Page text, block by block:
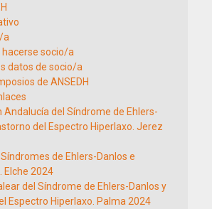
a
socio/a
datos de socio/a
de ANSEDH
Andalucía del Síndrome de Ehlers-
del Espectro Hiperlaxo. Jerez
Síndromes de Ehlers-Danlos e
Elche 2024
del Síndrome de Ehlers-Danlos y
Espectro Hiperlaxo. Palma 2024